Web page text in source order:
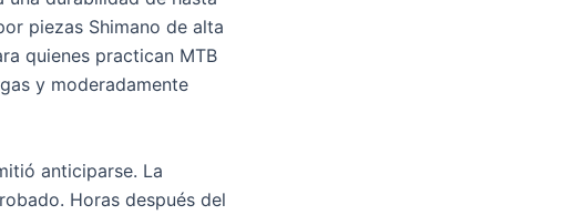
piezas Shimano de alta
quienes practican MTB
y moderadamente
anticiparse. La
Horas después del